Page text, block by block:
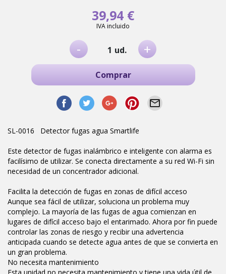
39,94 €
IVA incluido
- ud. +
Comprar
SL-0016 Detector fugas agua Smartlife
Este detector de fugas inalámbrico e inteligente con alarma es
facilísimo de utilizar. Se conecta directamente a su red Wi-Fi sin
necesidad de un concentrador adicional.
Facilita la detección de fugas en zonas de difícil acceso
Aunque sea fácil de utilizar, soluciona un problema muy
complejo. La mayoría de las fugas de agua comienzan en
lugares de difícil acceso bajo el entarimado. Ahora por fin puede
controlar las zonas de riesgo y recibir una advertencia
anticipada cuando se detecte agua antes de que se convierta en
un gran problema.
No necesita mantenimiento